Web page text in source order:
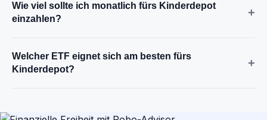
Wie viel sollte ich monatlich fürs Kinderdepot
einzahlen?
+
Welcher ETF eignet sich am besten fürs
Kinderdepot?
+